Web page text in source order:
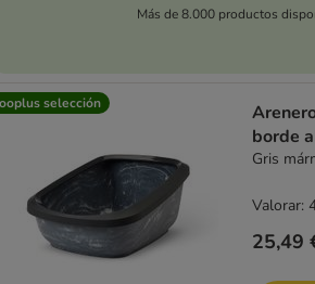
Más de 8.000 productos
selección
borde
Gris
25,49
Valorar: